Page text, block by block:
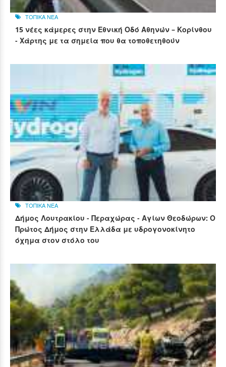
ΤΟΠΙΚΑ ΝΕΑ
15 νέες κάμερες στην Εθνική Οδό Αθηνών – Κορίνθου
- Χάρτης με τα σημεία που θα τοποθετηθούν
ΤΟΠΙΚΑ ΝΕΑ
Δήμος Λουτρακίου - Περαχώρας - Αγίων Θεοδώρων: Ο
Πρώτος Δήμος στην Ελλάδα με υδρογονοκίνητο
όχημα στον στόλο του